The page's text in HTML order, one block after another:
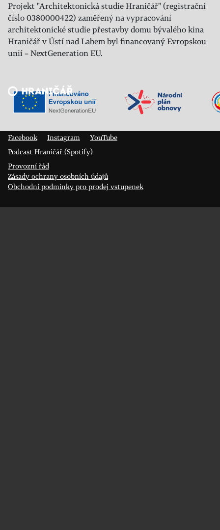
Projekt "Architektonická studie Hraničář" (registrační
číslo 0380000422) zaměřený na vypracování
architektonické studie přestavby domu bývalého kina
Hraničář v Ústí nad Labem byl financovaný Evropskou
unií – NextGeneration EU.
Veřejný sál Hraničář, spolek
Facebook
Instagram
YouTube
Podcast Hraničář (Spotify)
Provozní řád
Zásady ochrany osobních údajů
Obchodní podmínky pro prodej vstupenek